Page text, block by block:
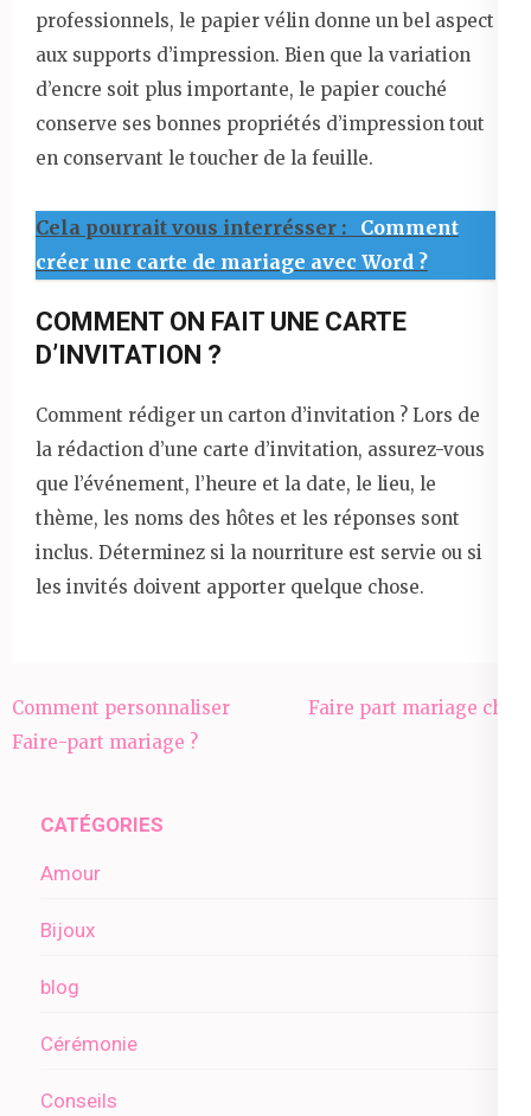
professionnels, le papier vélin donne un bel aspect
aux supports d’impression. Bien que la variation
d’encre soit plus importante, le papier couché
conserve ses bonnes propriétés d’impression tout
en conservant le toucher de la feuille.
Cela pourrait vous interrésser :
Comment
créer une carte de mariage avec Word ?
COMMENT ON FAIT UNE CARTE
D’INVITATION ?
Comment rédiger un carton d’invitation ? Lors de
la rédaction d’une carte d’invitation, assurez-vous
que l’événement, l’heure et la date, le lieu, le
thème, les noms des hôtes et les réponses sont
inclus. Déterminez si la nourriture est servie ou si
les invités doivent apporter quelque chose.
Navigation
de
Comment personnaliser
Faire-part mariage ?
Faire part mariage chic
CATÉGORIES
Amour
Bijoux
blog
Cérémonie
Conseils